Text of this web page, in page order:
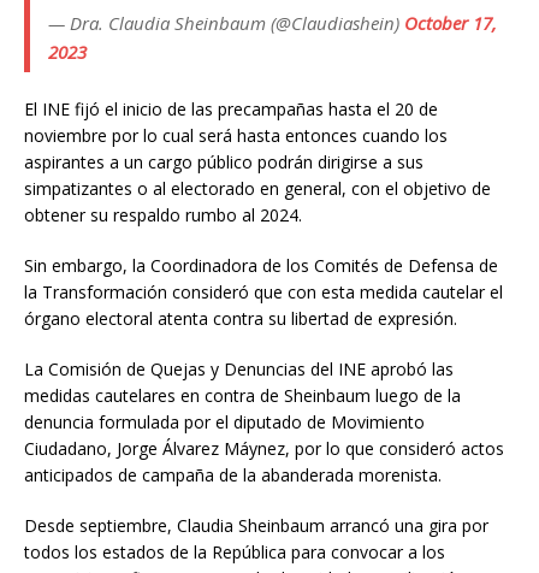
— Dra. Claudia Sheinbaum (@Claudiashein) October 17,
2023
El INE fijó el inicio de las precampañas hasta el 20 de
noviembre por lo cual será hasta entonces cuando los
aspirantes a un cargo público podrán dirigirse a sus
simpatizantes o al electorado en general, con el objetivo de
obtener su respaldo rumbo al 2024.
Sin embargo, la Coordinadora de los Comités de Defensa de
la Transformación consideró que con esta medida cautelar el
órgano electoral atenta contra su libertad de expresión.
La Comisión de Quejas y Denuncias del INE aprobó las
medidas cautelares en contra de Sheinbaum luego de la
denuncia formulada por el diputado de Movimiento
Ciudadano, Jorge Álvarez Máynez, por lo que consideró actos
anticipados de campaña de la abanderada morenista.
Desde septiembre, Claudia Sheinbaum arrancó una gira por
todos los estados de la República para convocar a los